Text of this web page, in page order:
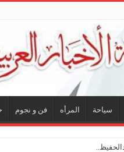
سياحة المرأه فن و نجوم
شراكة فنية ترسم ملام